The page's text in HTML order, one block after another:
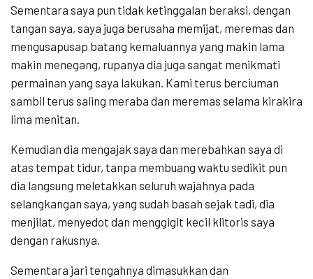
Sementara saya pun tidak ketinggalan beraksi, dengan
tangan saya, saya juga berusaha memijat, meremas dan
mengusapusap batang kemaluannya yang makin lama
makin menegang, rupanya dia juga sangat menikmati
permainan yang saya lakukan. Kami terus berciuman
sambil terus saling meraba dan meremas selama kirakira
lima menitan.
Kemudian dia mengajak saya dan merebahkan saya di
atas tempat tidur, tanpa membuang waktu sedikit pun
dia langsung meletakkan seluruh wajahnya pada
selangkangan saya, yang sudah basah sejak tadi, dia
menjilat, menyedot dan menggigit kecil klitoris saya
dengan rakusnya.
Sementara jari tengahnya dimasukkan dan